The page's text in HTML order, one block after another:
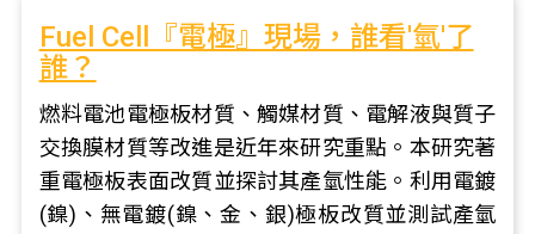
Fuel Cell『電極』現場，誰看'氫'了
誰？
燃料電池電極板材質、觸媒材質、電解液與質子
交換膜材質等改進是近年來研究重點。本研究著
重電極板表面改質並探討其產氫性能。利用電鍍
(鎳)、無電鍍(鎳、金、銀)極板改質並測試產氫